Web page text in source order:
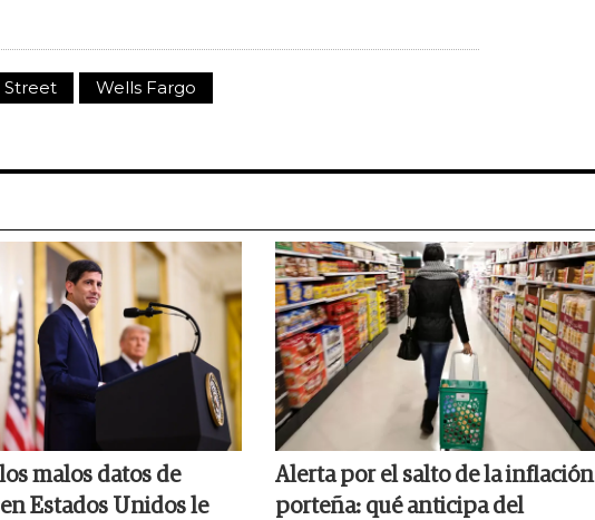
Street Wells Fargo
malos datos de
Estados Unidos le
Alerta por el salto de la inflación
porteña: qué anticipa del